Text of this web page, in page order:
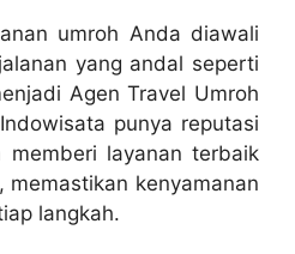
umroh Anda diawali
yang andal seperti
Agen Travel Umroh
punya reputasi
layanan terbaik
memastikan kenyamanan
langkah.